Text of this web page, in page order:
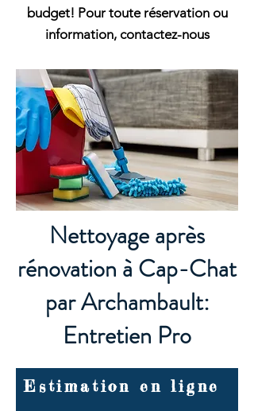
budget! Pour toute réservation ou
information, contactez-nous
Nettoyage après
rénovation à Cap-Chat
par Archambault:
Entretien Pro
Estimation en ligne